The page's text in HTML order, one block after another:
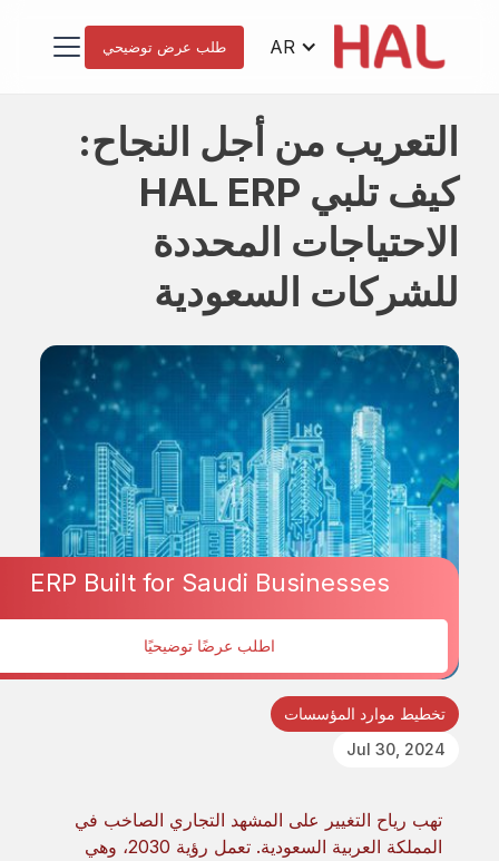
AR طلب عرض توضيحي
ERP Built for Saudi Businesses
اطلب عرضًا توضيحيًا
التعريب من أجل النجاح:
كيف تلبي HAL ERP
الاحتياجات المحددة
للشركات السعودية
تخطيط موارد المؤسسات
Jul 30, 2024
تهب رياح التغيير على المشهد التجاري الصاخب في
المملكة العربية السعودية. تعمل رؤية 2030، وهي